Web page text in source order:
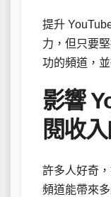
提升
力，但只要
功的頻道，
影響
閱收
許多人好奇
頻道能帶來